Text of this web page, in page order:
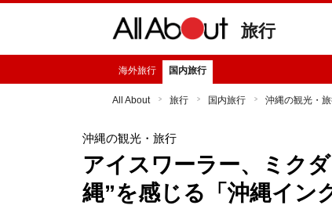
旅行
海外旅行 国内旅行
All About 旅行 国内旅行 沖縄の観光・
沖縄の観光・旅行
アイスワーラー、ミク
縄”を感じる「沖縄イン